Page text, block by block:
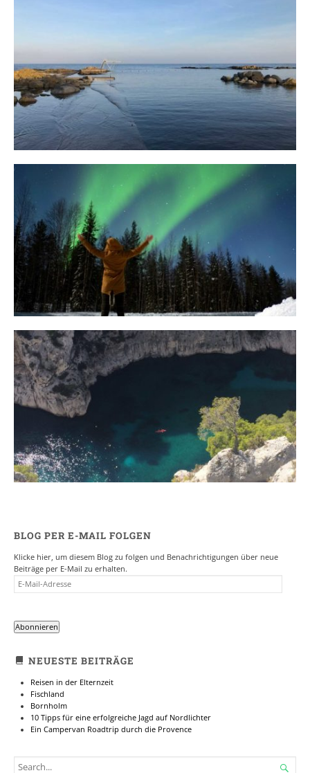
Bornholm
29. OKTOBER 2018
10 Tipps für eine erfolgreiche Jagd
auf Nordlichter
31. JANUAR 2018
Ein Campervan Roadtrip durch die
BLOG PER E-MAIL FOLGEN
Klicke hier, um diesem Blog zu folgen und Benachrichtigungen über neue
Beiträge per E-Mail zu erhalten.
E-
MAIL-
Abonnieren
NEUESTE BEITRÄGE
Reisen in der Elternzeit
Fischland
Bornholm
10 Tipps für eine erfolgreiche Jagd auf Nordlichter
Ein Campervan Roadtrip durch die Provence
SEARCH
